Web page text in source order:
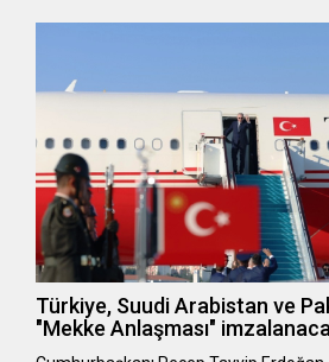
Türkiye, Suudi Arabistan ve
"Mekke Anlaşması"